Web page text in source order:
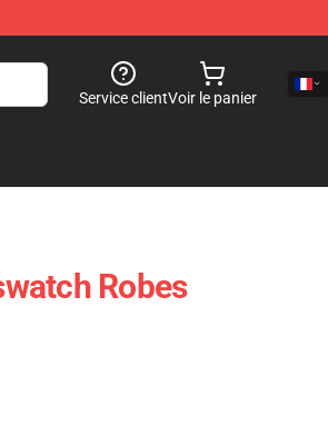
Service clientVoir le panier
Robes